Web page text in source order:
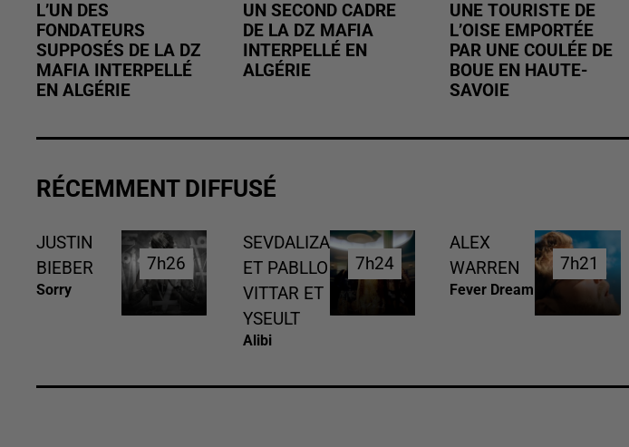
L’UN DES
FONDATEURS
SUPPOSÉS DE LA DZ
MAFIA INTERPELLÉ
EN ALGÉRIE
UN SECOND CADRE
DE LA DZ MAFIA
INTERPELLÉ EN
ALGÉRIE
UNE TOURISTE DE
L’OISE EMPORTÉE
PAR UNE COULÉE DE
BOUE EN HAUTE-
SAVOIE
RÉCEMMENT DIFFUSÉ
JUSTIN
BIEBER
Sorry
7h26
7h26
SEVDALIZA
ET PABLLO
VITTAR ET
YSEULT
Alibi
7h24
7h24
ALEX
WARREN
Fever Dream
7h21
7h21